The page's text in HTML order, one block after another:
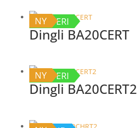
BATTERI
NY
Dingli BA20CERT
BATTERI
NY
Dingli BA20CERT2